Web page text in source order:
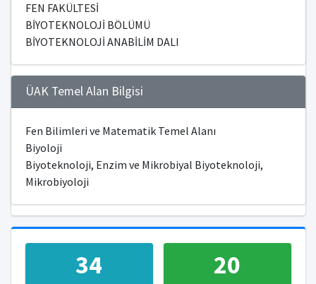
FEN FAKÜLTESİ
BİYOTEKNOLOJİ BÖLÜMÜ
BİYOTEKNOLOJİ ANABİLİM DALI
ÜAK Temel Alan Bilgisi
Fen Bilimleri ve Matematik Temel Alanı
Biyoloji
Biyoteknoloji, Enzim ve Mikrobiyal Biyoteknoloji,
Mikrobiyoloji
34 20